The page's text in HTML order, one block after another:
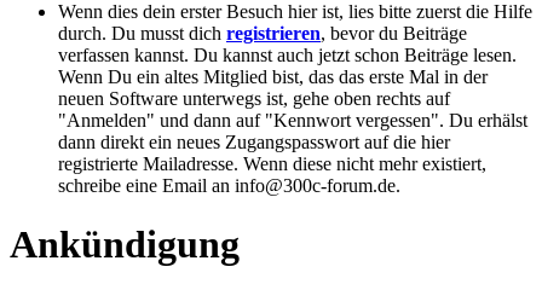
Wenn dies dein erster Besuch hier ist, lies bitte zuerst die Hilfe
durch. Du musst dich registrieren, bevor du Beiträge
verfassen kannst. Du kannst auch jetzt schon Beiträge lesen.
Wenn Du ein altes Mitglied bist, das das erste Mal in der
neuen Software unterwegs ist, gehe oben rechts auf
"Anmelden" und dann auf "Kennwort vergessen". Du erhälst
dann direkt ein neues Zugangspasswort auf die hier
registrierte Mailadresse. Wenn diese nicht mehr existiert,
schreibe eine Email an info@300c-forum.de.
Ankündigung